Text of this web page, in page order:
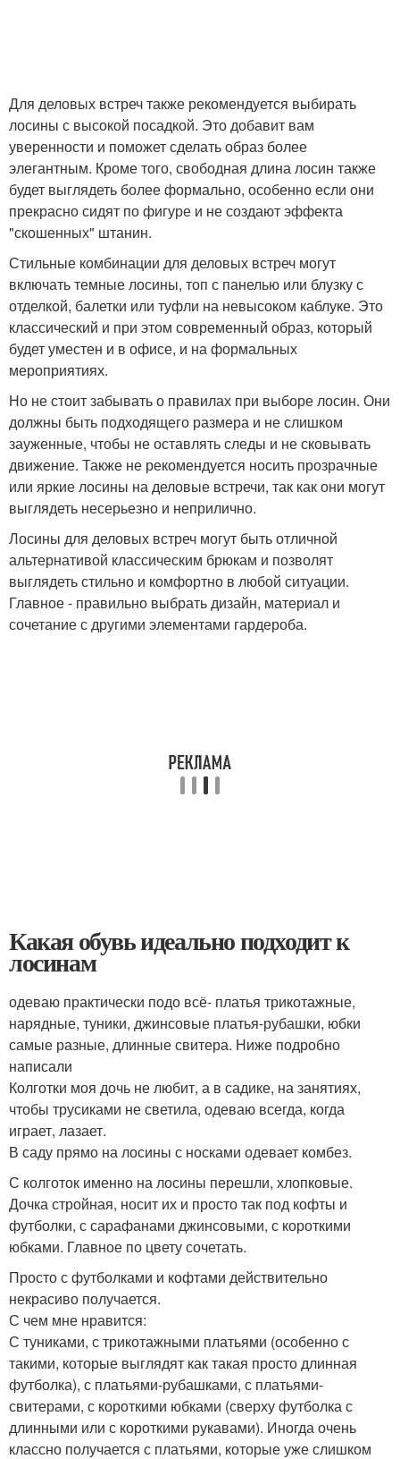
Для деловых встреч также рекомендуется выбирать
лосины с высокой посадкой. Это добавит вам
уверенности и поможет сделать образ более
элегантным. Кроме того, свободная длина лосин также
будет выглядеть более формально, особенно если они
прекрасно сидят по фигуре и не создают эффекта
"скошенных" штанин.
Стильные комбинации для деловых встреч могут
включать темные лосины, топ с панелью или блузку с
отделкой, балетки или туфли на невысоком каблуке. Это
классический и при этом современный образ, который
будет уместен и в офисе, и на формальных
мероприятиях.
Но не стоит забывать о правилах при выборе лосин. Они
должны быть подходящего размера и не слишком
зауженные, чтобы не оставлять следы и не сковывать
движение. Также не рекомендуется носить прозрачные
или яркие лосины на деловые встречи, так как они могут
выглядеть несерьезно и неприлично.
Лосины для деловых встреч могут быть отличной
альтернативой классическим брюкам и позволят
выглядеть стильно и комфортно в любой ситуации.
Главное - правильно выбрать дизайн, материал и
сочетание с другими элементами гардероба.
Какая обувь идеально подходит к
лосинам
одеваю практически подо всё- платья трикотажные,
нарядные, туники, джинсовые платья-рубашки, юбки
самые разные, длинные свитера. Ниже подробно
написали
Колготки моя дочь не любит, а в садике, на занятиях,
чтобы трусиками не светила, одеваю всегда, когда
играет, лазает.
В саду прямо на лосины с носками одевает комбез.
С колготок именно на лосины перешли, хлопковые.
Дочка стройная, носит их и просто так под кофты и
футболки, с сарафанами джинсовыми, с короткими
юбками. Главное по цвету сочетать.
Просто с футболками и кофтами действительно
некрасиво получается.
С чем мне нравится:
С туниками, с трикотажными платьями (особенно с
такими, которые выглядят как такая просто длинная
футболка), с платьями-рубашками, с платьями-
свитерами, с короткими юбками (сверху футболка с
длинными или с короткими рукавами). Иногда очень
классно получается с платьями, которые уже слишком